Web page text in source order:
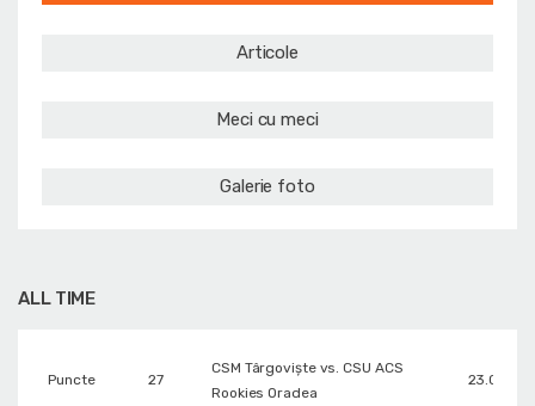
Articole
Meci cu meci
Galerie foto
ALL TIME
Puncte 27
CSM Târgoviște vs. CSU ACS
Rookies Oradea